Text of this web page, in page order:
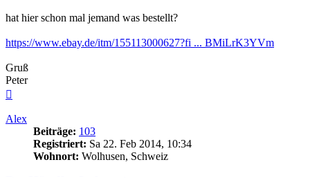
hat hier schon mal jemand was bestellt?
https://www.ebay.de/itm/155113000627?fi ... BMiLrK3YVm
Gruß
Peter
Alex
Beiträge: 103
Registriert: Sa 22. Feb 2014, 10:34
Wohnort: Wolhusen, Schweiz